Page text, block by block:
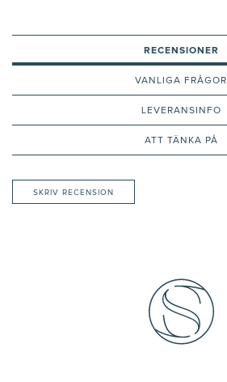
RECENSIONER
VANLIGA FRÅGOR
LEVERANSINFO
ATT TÄNKA PÅ
SKRIV RECENSION